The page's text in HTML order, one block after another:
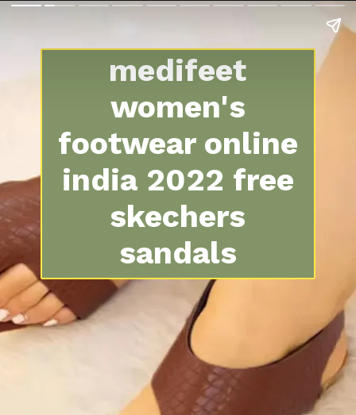
medifeet
women's
footwear online
india 2022 free
skechers
sandals